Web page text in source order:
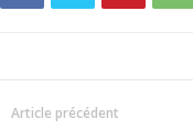
Article précédent